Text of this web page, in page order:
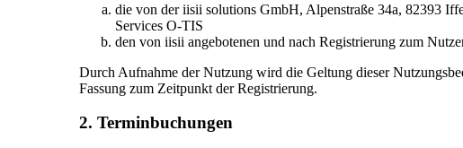
die von der iisii solutions GmbH, Alpenstraße 34a, 82393
Services O-TIS
den von iisii angebotenen und nach Registrierung zum
Durch Aufnahme der Nutzung wird die Geltung dieser
Fassung zum Zeitpunkt der Registrierung.
2. Terminbuchungen